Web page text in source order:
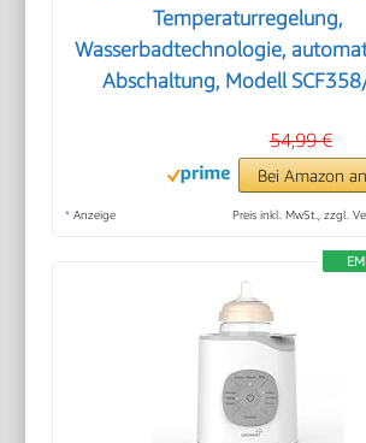
Temperaturregelung,
Wasserbadtechnologie,
Abschaltung, Modell
54,99 €
Bei Amazon
* Anzeige Preis inkl. MwSt., zzgl.